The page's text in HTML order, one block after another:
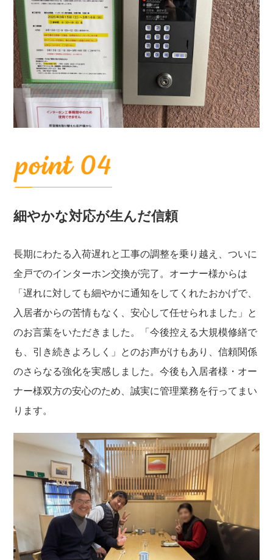
細やかな対応が生んだ信頼
長期にわたる入荷遅れと工事の調整を乗り越え、ついに
全戸でのインターホン交換が完了。オーナー様からは
「遅れに対しても細やかに通知をしてくれたおかげで、
入居者からの苦情もなく、安心して任せられました」と
のお言葉をいただきました。「今後控える大規模修繕で
も、引き続きよろしく」とのお声がけもあり、信頼関係
のさらなる強化を実感しました。今後も入居者様・オー
ナー様双方の安心のため、誠実に管理業務を行ってまい
ります。